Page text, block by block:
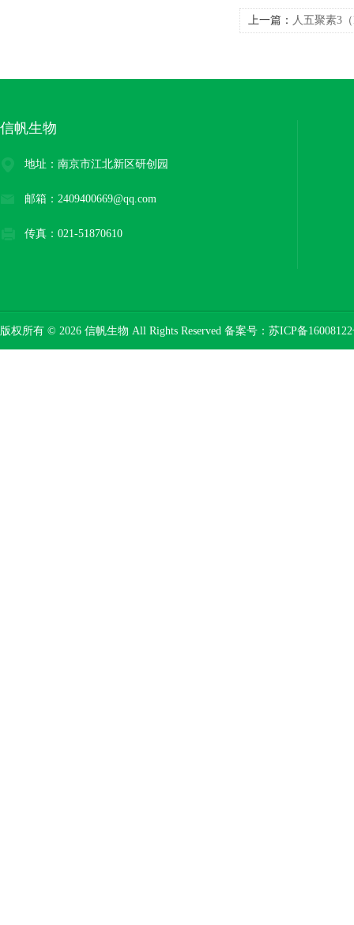
上一篇： 人五聚素3
信帆生物
地址：南京市江北新区研创园
邮箱：2409400669@qq.com
传真：021-51870610
版权所有 © 2026 信帆生物 All Rights Reserved 备案号： 苏ICP备